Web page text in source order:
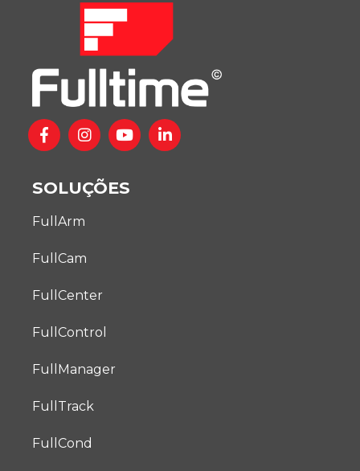
SOLUÇÕES
FullArm
FullCam
FullCenter
FullControl
FullManager
FullTrack
FullCond